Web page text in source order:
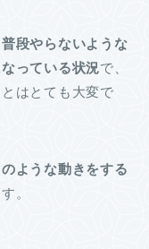
普段やらないような
っている状況で、
はとても大変で
ような動きをする
。